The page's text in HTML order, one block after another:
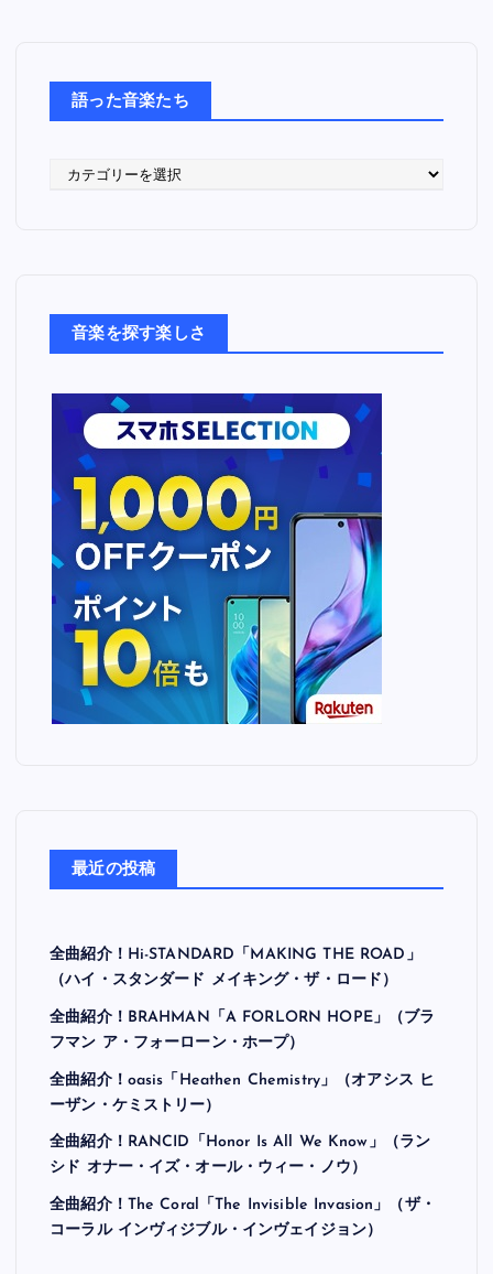
語った音楽たち
音楽を探す楽しさ
最近の投稿
全曲紹介！Hi-STANDARD「MAKING THE ROAD」
（ハイ・スタンダード メイキング・ザ・ロード）
全曲紹介！BRAHMAN「A FORLORN HOPE」（ブラ
フマン ア・フォーローン・ホープ）
全曲紹介！oasis「Heathen Chemistry」（オアシス ヒ
ーザン・ケミストリー）
全曲紹介！RANCID「Honor Is All We Know」（ラン
シド オナー・イズ・オール・ウィー・ノウ）
全曲紹介！The Coral「The Invisible Invasion」（ザ・
コーラル インヴィジブル・インヴェイジョン）